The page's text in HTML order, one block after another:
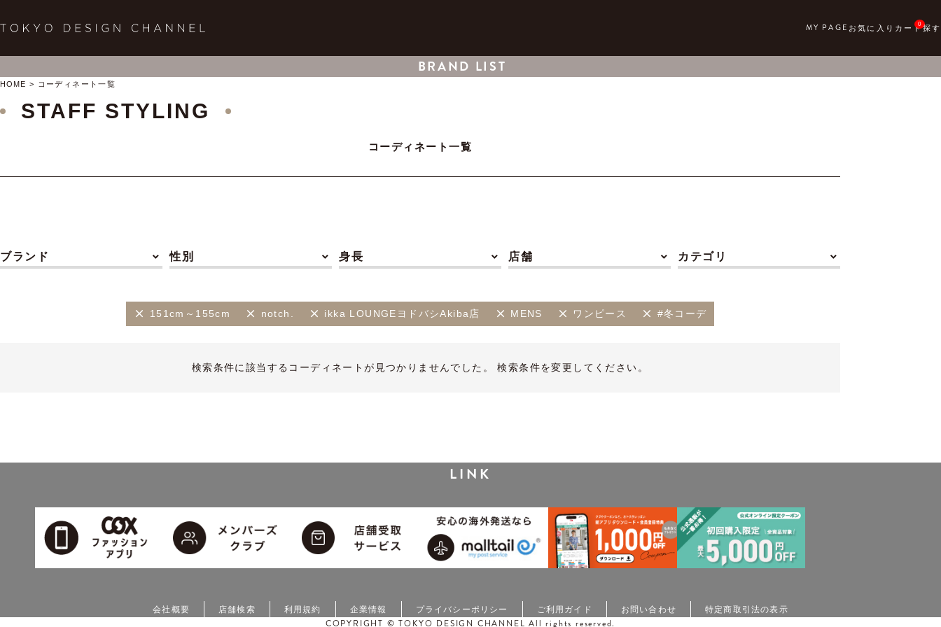
0
BRAND LIST
HOME コーディネート一覧
STAFF STYLING
コーディネート一覧
ブランド 性別 身長 店舗 カテゴリ
151cm～155cm notch. ikka LOUNGEヨドバシAkiba店 MENS ワンピース #冬コーデ
検索条件に該当するコーディネートが見つかりませんでした。 検索条件を変更してください。
LINK
会社概要 店舗検索 利用規約 企業情報 プライバシーポリシー ご利用ガイド お問い合わせ 特定商取引法の表示
COPYRIGHT © TOKYO DESIGN CHANNEL All rights reserved.